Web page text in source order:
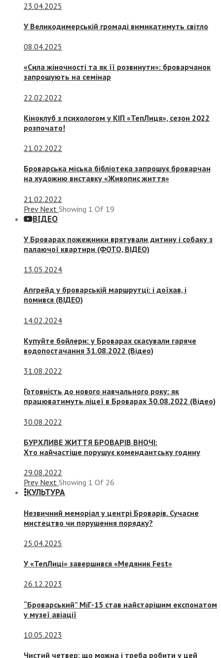
23.04.2025
У Великодимерській громаді вимикатимуть світло
08.04.2025
«Сила жіночності та як її розвинути»: броварчанок
запрошують на семінар
22.02.2022
Кіноклуб з психологом у КІП «ТепЛиця», сезон 2022
розпочато!
21.02.2022
Броварська міська бібліотека запрошує броварчан
на художню виставку «Живопис життя»
21.02.2022
Prev Next Showing 1 Of 19
ВІДЕО
У Броварах пожежники врятували дитину і собаку з
палаючої квартири (ФОТО, ВІДЕО)
13.05.2024
Апгрейд у броварській маршрутці: і доїхав, і
помився (ВІДЕО)
14.02.2024
Купуйте бойлери: у Броварах скасували гаряче
водопостачання 31.08.2022 (Відео)
31.08.2022
Готовність до нового навчального року: як
працюватимуть ліцеї в Броварах 30.08.2022 (Відео)
30.08.2022
БУРХЛИВЕ ЖИТТЯ БРОВАРІВ ВНОЧІ:
Хто найчастіше порушує комендантську годину
29.08.2022
Prev Next Showing 1 Of 26
КУЛЬТУРА
Незвичний меморіал у центрі Броварів. Сучасне
мистецтво чи порушення порядку?
25.04.2025
У «ТепЛиці» завершився «Медяник Fest»
26.12.2023
“Броварський” МіГ-15 став найстарішим експонатом
у музеї авіації
10.05.2023
Чистий четвер: що можна і треба робити у цей